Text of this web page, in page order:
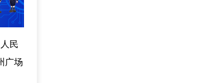
民
广场